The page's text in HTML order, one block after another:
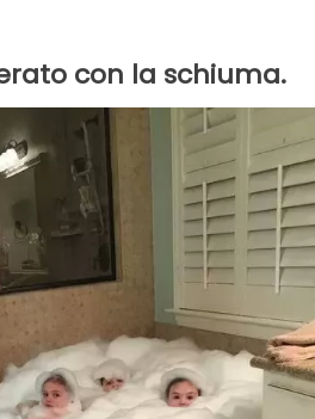
con la schiuma.